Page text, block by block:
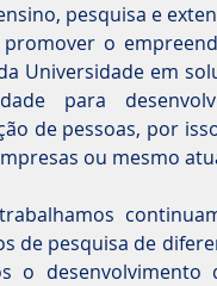
pesquisa e
o
Universidade em
para
de pessoas, por
ou mesmo
de pesquisa de
o